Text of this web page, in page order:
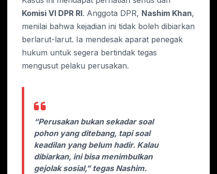
Komisi VI DPR RI. Anggota DPR, Nashim Khan,
menilai bahwa kejadian ini tidak boleh dibiarkan
berlarut-larut. Ia mendesak aparat penegak
hukum untuk segera bertindak tegas
mengusut pelaku perusakan.
“Perusakan bukan sekadar soal
pohon yang ditebang, tapi soal
keadilan yang belum hadir. Kalau
dibiarkan, ini bisa menimbulkan
gejolak sosial,” tegas Nashim.